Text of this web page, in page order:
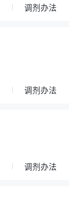
调剂办法
调剂办法
调剂办法